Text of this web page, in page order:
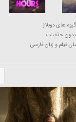
های دوبلاژ
حذفیات
فیلم و زبان فارسی